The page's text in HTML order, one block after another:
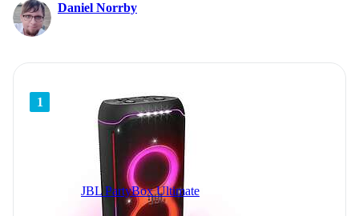
Daniel Norrby
1
JBL PartyBox Ultimate